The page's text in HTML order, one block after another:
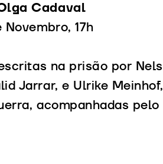
Cadaval
17h
na prisão por
Jarrar, e Ulrike
acompanhadas